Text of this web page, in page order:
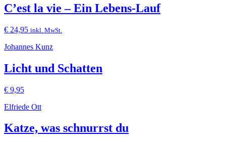
C’est la vie – Ein Lebens-Lauf
€ 24,95 inkl. MwSt.
Johannes Kunz
Licht und Schatten
€ 9,95
Elfriede Ott
Katze, was schnurrst du